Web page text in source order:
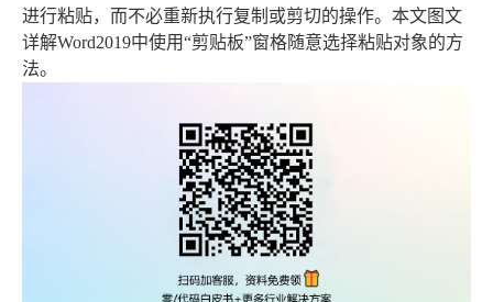
进行粘贴，而不必重新执行复制或剪切的操作。本文图文
详解Word2019中使用“剪贴板”窗格随意选择粘贴对象的方
法。